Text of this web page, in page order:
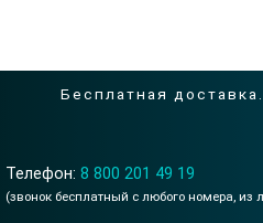
Бесплатная
Телефон: 8 800 201 49 19
(звонок бесплатный с любого номера, из